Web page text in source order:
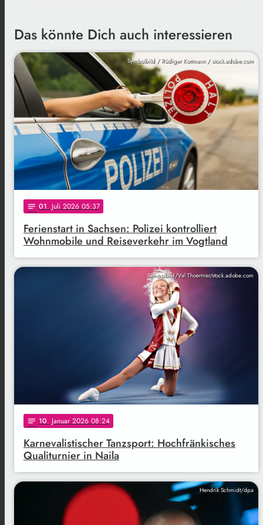
Das könnte Dich auch interessieren
Symbolbild / Rüdiger Kottmann / stock.adobe.com
notes 01. Juli 2026 05:37
Ferienstart in Sachsen: Polizei kontrolliert
Wohnmobile und Reiseverkehr im Vogtland
Symbolbild/Val Thoermer/stock.adobe.com
notes 10. Januar 2026 08:24
Karnevalistischer Tanzsport: Hochfränkisches
Qualiturnier in Naila
Hendrik Schmidt/dpa